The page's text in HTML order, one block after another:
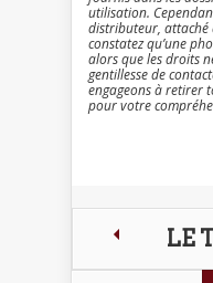
utilisation.
distributeur, attaché
constatez qu’une
alors que les droits
gentillesse de
engageons à retirer
pour votre
LE